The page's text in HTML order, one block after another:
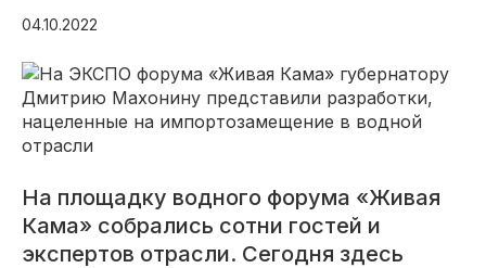
04.10.2022
На площадку водного форума «Живая
Кама» собрались сотни гостей и
экспертов отрасли. Сегодня здесь